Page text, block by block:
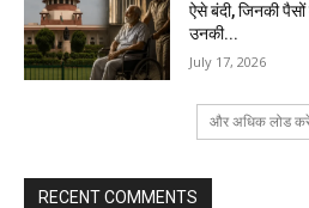
ऐसे बंदी, जिनकी पैसों
उनकी...
July 17, 2026
और अधिक लोड
RECENT COMMENTS